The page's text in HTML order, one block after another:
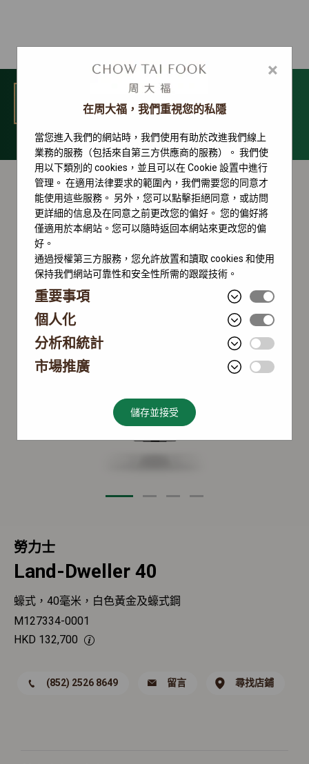
選單
Land-Dweller 系列
勞力士
Land-Dweller 40
蠔式，40毫米，白色黃金及蠔式鋼
M127334-0001
HKD 132,700
(852) 2526 8649 留言 尋找店鋪
×
在周大福，我們重視您的私隱
當您進入我們的網站時，我們使用有助於改進我們線上
業務的服務（包括來自第三方供應商的服務）。 我們使
用以下類別的 cookies，並且可以在 Cookie 設置中進行
管理。 在適用法律要求的範圍內，我們需要您的同意才
能使用這些服務。 另外，您可以點擊拒絕同意，或訪問
更詳細的信息及在同意之前更改您的偏好。 您的偏好將
僅適用於本網站。您可以隨時返回本網站來更改您的偏
好。
通過授權第三方服務，您允許放置和讀取 cookies 和使用
保持我們網站可靠性和安全性所需的跟蹤技術。
重要事項
個人化
分析和統計
市場推廣
儲存並接受